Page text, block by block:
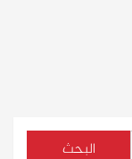
البحث